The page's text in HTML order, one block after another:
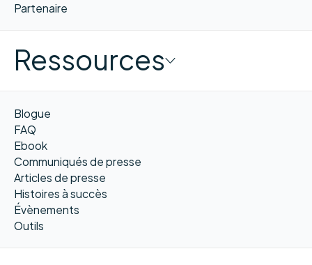
Partenaire
Ressources
Blogue
FAQ
Ebook
Communiqués de presse
Articles de presse
Histoires à succès
Évènements
Outils